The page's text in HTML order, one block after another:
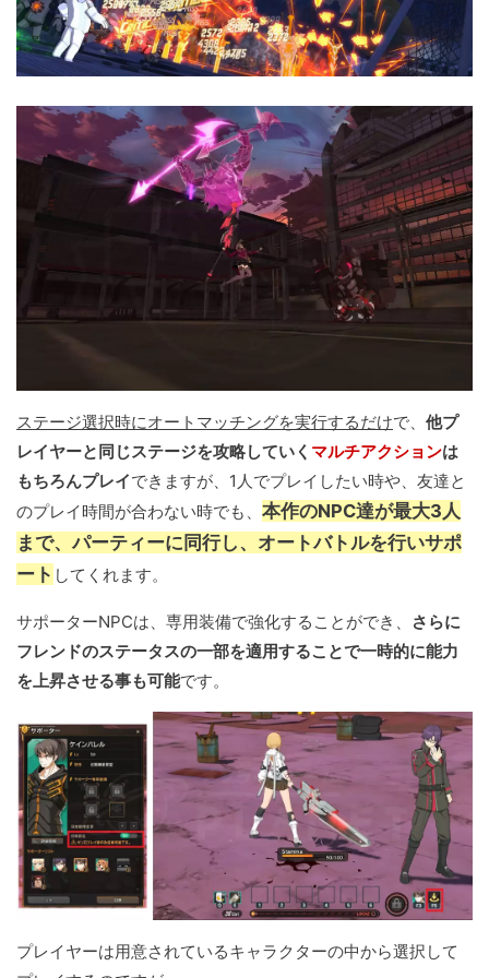
ステージ選択時にオートマッチングを実行するだけで、 他プ
レイヤーと同じステージを攻略していく マルチアクションは
もちろんプレイできますが、1人でプレイしたい時や、友達と
のプレイ時間が合わない時でも、 本作のNPC達が最大3人
まで、パーティーに同行し、オートバトルを行いサポ
ート してくれます。
サポーターNPCは、専用装備で強化することができ、
さらに
フレンドのステータスの一部を適用することで一時的に能力
を上昇させる事も可能です。
プレイヤーは用意されているキャラクターの中から選択して